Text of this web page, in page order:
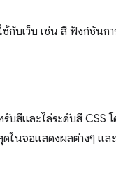
กับเว็บ เช่น สี ฟังก์ชันก
รับสีและไล่ระดับสี CSS
นจอแสดงผลต่างๆ และ